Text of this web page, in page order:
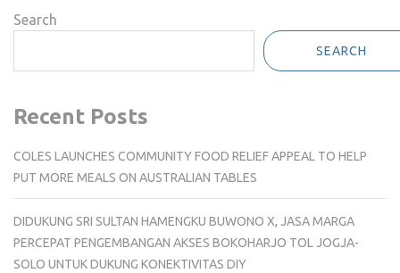
Search
SEARCH
Recent Posts
COLES LAUNCHES COMMUNITY FOOD RELIEF APPEAL TO HELP
PUT MORE MEALS ON AUSTRALIAN TABLES
DIDUKUNG SRI SULTAN HAMENGKU BUWONO X, JASA MARGA
PERCEPAT PENGEMBANGAN AKSES BOKOHARJO TOL JOGJA-
SOLO UNTUK DUKUNG KONEKTIVITAS DIY